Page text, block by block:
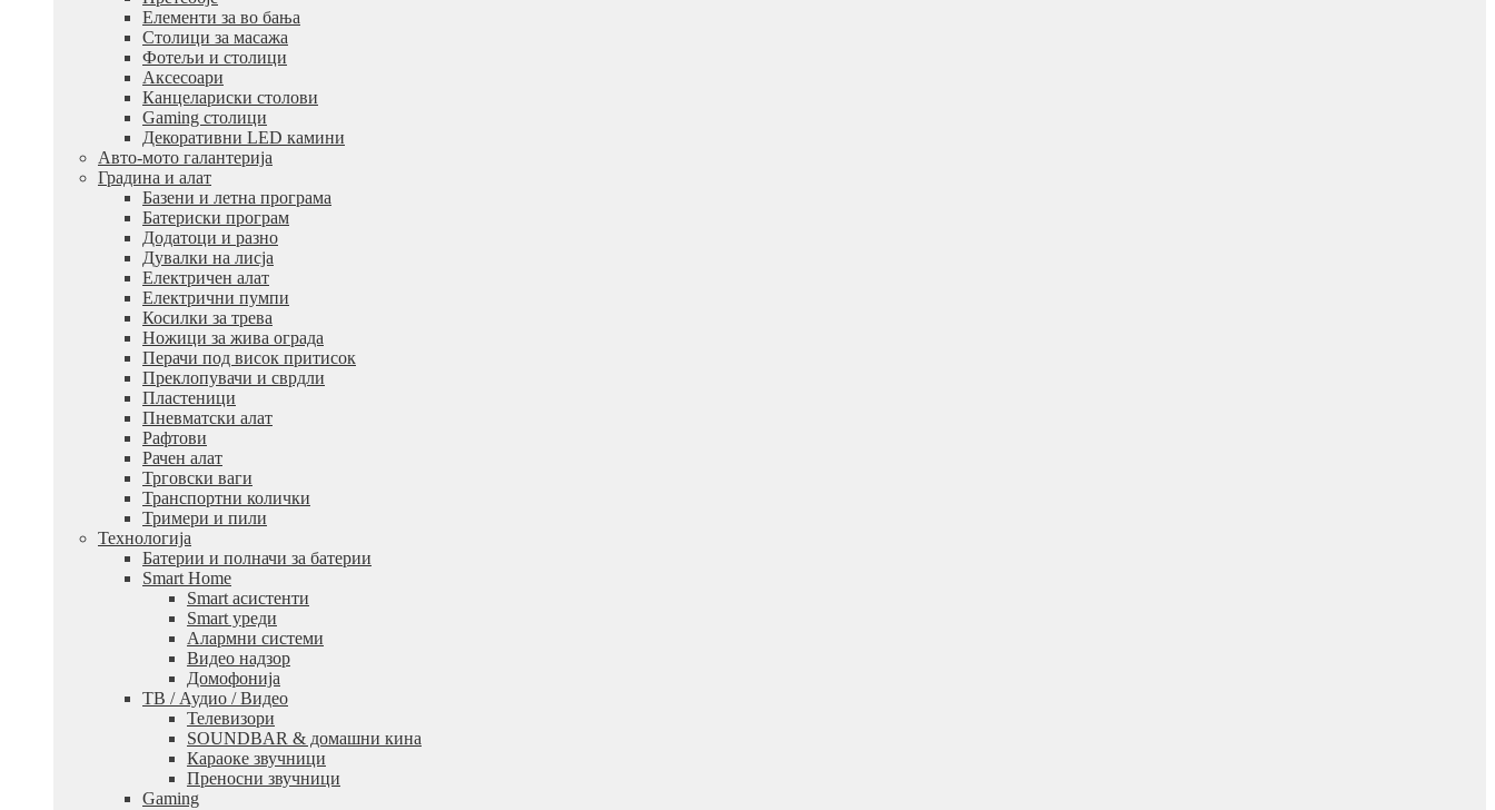
Елементи за во бања
Столици за масажа
Фотељи и столици
Аксесоари
Канцелариски столови
Gaming столици
Декоративни LED камини
Авто-мото галантерија
Градина и алат
Базени и летна програма
Батериски програм
Додатоци и разно
Дувалки на лисја
Електричен алат
Електрични пумпи
Косилки за трева
Ножици за жива ограда
Перачи под висок притисок
Преклопувачи и сврдли
Пластеници
Пневматски алат
Рафтови
Рачен алат
Трговски ваги
Транспортни колички
Тримери и пили
Технологија
Батерии и полначи за батерии
Smart Home
Smart асистенти
Smart уреди
Алармни системи
Видео надзор
Домофонија
ТВ / Аудио / Видео
Телевизори
SOUNDBAR & домашни кина
Караоке звучници
Преносни звучници
Gaming